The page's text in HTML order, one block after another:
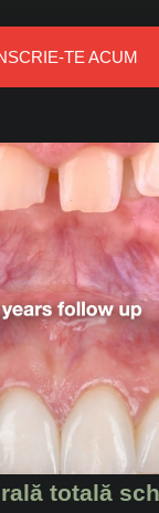
TE ACUM
totală